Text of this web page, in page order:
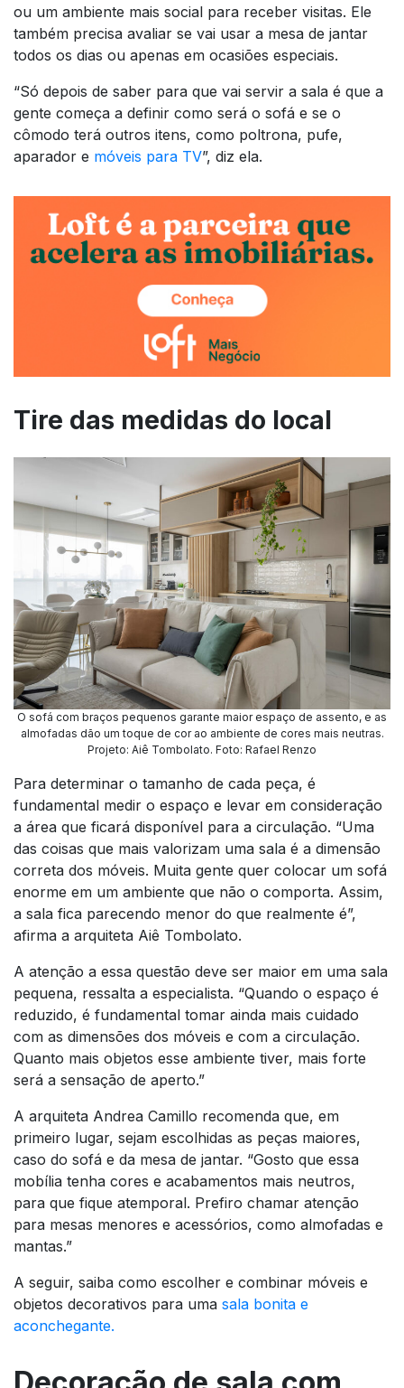
ou um ambiente mais social para receber visitas. Ele
também precisa avaliar se vai usar a mesa de jantar
todos os dias ou apenas em ocasiões especiais.
“Só depois de saber para que vai servir a sala é que a
gente começa a definir como será o sofá e se o
cômodo terá outros itens, como poltrona, pufe,
aparador e móveis para TV”, diz ela.
Tire das medidas do local
O sofá com braços pequenos garante maior espaço de assento, e as
almofadas dão um toque de cor ao ambiente de cores mais neutras.
Projeto: Aiê Tombolato. Foto: Rafael Renzo
Para determinar o tamanho de cada peça, é
fundamental medir o espaço e levar em consideração
a área que ficará disponível para a circulação. “Uma
das coisas que mais valorizam uma sala é a dimensão
correta dos móveis. Muita gente quer colocar um sofá
enorme em um ambiente que não o comporta. Assim,
a sala fica parecendo menor do que realmente é”,
afirma a arquiteta Aiê Tombolato.
A atenção a essa questão deve ser maior em uma sala
pequena, ressalta a especialista. “Quando o espaço é
reduzido, é fundamental tomar ainda mais cuidado
com as dimensões dos móveis e com a circulação.
Quanto mais objetos esse ambiente tiver, mais forte
será a sensação de aperto.”
A arquiteta Andrea Camillo recomenda que, em
primeiro lugar, sejam escolhidas as peças maiores,
caso do sofá e da mesa de jantar. “Gosto que essa
mobília tenha cores e acabamentos mais neutros,
para que fique atemporal. Prefiro chamar atenção
para mesas menores e acessórios, como almofadas e
mantas.”
A seguir, saiba como escolher e combinar móveis e
objetos decorativos para uma sala bonita e
aconchegante.